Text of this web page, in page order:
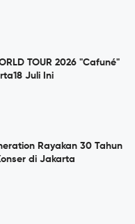
TOUR 2026 "Cafuné"
Juli Ini
Rayakan 30 Tahun
di Jakarta